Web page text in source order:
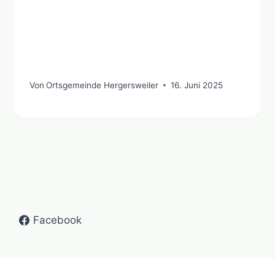
Von Ortsgemeinde Hergersweiler 16. Juni 2025
Facebook